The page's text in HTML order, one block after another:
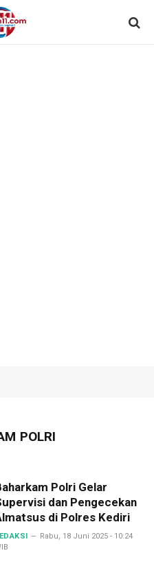
POLRI
Polri Gelar
dan Pengecekan
di Polres Kediri
Rabu, 18 Juni 2025 - 10:24